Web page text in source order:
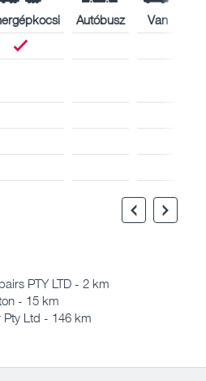
Autóbusz
Van
PTY LTD - 2 km
- 15 km
Pty Ltd - 146 km